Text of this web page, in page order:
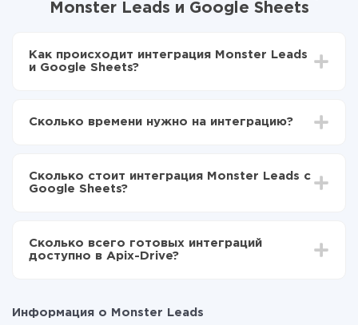
Monster Leads и Google Sheets
Как происходит интеграция Monster Leads
и Google Sheets?
Выбираете какие данные передавать из Monster
передаваться из Monster Leads в Google Sheets
Сколько времени нужно на интеграцию?
отличаться и составлять от 5-ти до 30-минут. В
среднем настройка занимает 10-15 минут.
Сколько стоит интеграция Monster Leads с
Google Sheets?
функционал. Вы оплачиваете только количество
данных, которые по факту передаются из одной
перейти на платный, при необходимости. Подробнее
Сколько всего готовых интеграций
доступно в Apix-Drive?
Информация о Monster Leads